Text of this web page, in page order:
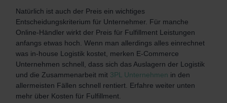
Natürlich ist auch der Preis ein wichtiges
Entscheidungskriterium für Unternehmer. Für manche
Online-Händler wirkt der Preis für Fulfillment Leistungen
anfangs etwas hoch. Wenn man allerdings alles einrechnet
was in-house Logistik kostet, merken E-Commerce
Unternehmen schnell, dass sich das Auslagern der Logistik
und die Zusammenarbeit mit 3PL Unternehmen in den
allermeisten Fällen schnell rentiert. Erfahre weiter unten
mehr über Kosten für Fulfillment.